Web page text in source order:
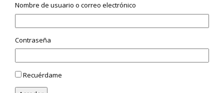
Nombre de usuario o correo electrónico
Contraseña
Recuérdame